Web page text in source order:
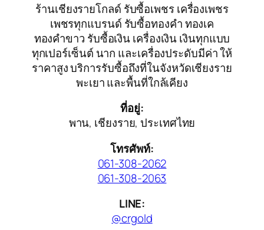
ร้านเชียงรายโกลด์ รับซื้อเพชร เครื่องเพชร
เพชรทุกแบรนด์ รับซื้อทองคำ ทองเค
ทองคำขาว รับซื้อเงิน เครื่องเงิน เงินทุกแบบ
ทุกเปอร์เซ็นต์ นาก และเครื่องประดับมีค่า ให้
ราคาสูง บริการรับซื้อถึงที่ในจังหวัดเชียงราย
พะเยา และพื้นที่ใกล้เคียง
ที่อยู่:
พาน, เชียงราย, ประเทศไทย
โทรศัพท์:
061-308-2062
061-308-2063
LINE:
@crgold